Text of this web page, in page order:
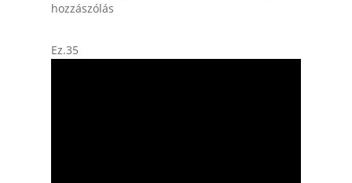
hozzászólás
Ez.35